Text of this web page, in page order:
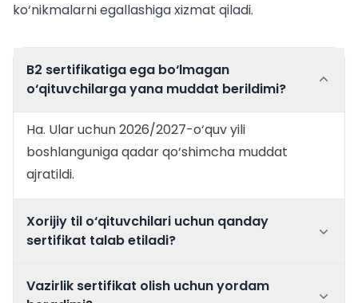
ko‘nikmalarni egallashiga xizmat qiladi.
B2 sertifikatiga ega bo‘lmagan
o‘qituvchilarga yana muddat berildimi?
Ha. Ular uchun 2026/2027-o‘quv yili
boshlanguniga qadar qo‘shimcha muddat
ajratildi.
Xorijiy til o‘qituvchilari uchun qanday
sertifikat talab etiladi?
B2 darajadagi milliy yoki unga
Vazirlik sertifikat olish uchun yordam